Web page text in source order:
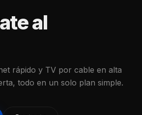
al
rápido y TV por cable en alta
todo en un solo plan simple.